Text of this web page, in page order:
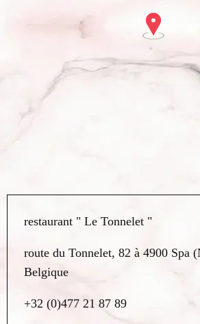
restaurant " Le Tonnelet "
route du Tonnelet, 82 à 4900 Spa
Belgique
+32 (0)477 21 87 89